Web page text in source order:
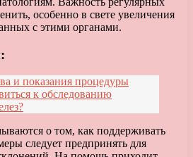
особенно в свете увеличения
с этими органами.
и показания процедуры
к обследованию
о том, как поддерживать
следует предпринять для